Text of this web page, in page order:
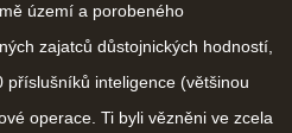
území a porobeného
zajatců důstojnických hodností,
příslušníků inteligence (většinou
operace. Ti byli vězněni ve zcela